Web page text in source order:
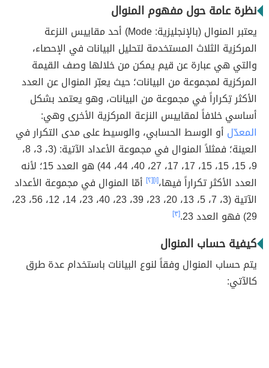
نظرة عامة حول مفهوم المنوال
يعتبر المنوال (بالإنجليزية: Mode) أحد مقاييس النزعة
المركزية الثلاث المستخدمة لتحليل البيانات في الإحصاء،
والتي هي عبارة عن قيم يمكن من خلالها وصف القيمة
المركزية لمجموعة من البيانات؛ حيث يعبّر المنوال عن العدد
الأكثر تِكراراً في مجموعة من البيانات، وهو يعتمد بشكل
أساسي خلافاً لمقاييس النزعة المركزية الأخرى وهي:
المعدّل أو الوسط الحسابي، والوسيط على مدى التكرار في
العينة؛ فمثلاً المنوال في مجموعة الأعداد الآتية: (3، 3، 8،
9، 15، 15، 15، 17، 17، 27، 40، 44، 44) هو العدد 15؛ لأنه
العدد الأكثر تكراراً فيها،[١] [٢]
أمّا المنوال في مجموعة الأعداد
الآتية (3، 7، 5، 13، 20، 23، 39، 23، 40، 23، 14، 12، 56، 23،
29) فهو العدد 23.
[٣]
كيفية حساب المنوال
يتم حساب المنوال وفقاً لنوع البيانات باستخدام عدة طرق
كالآتي: